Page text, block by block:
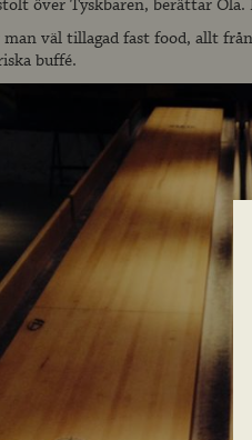
över Tyskbaren, berättar
väl tillagad fast food, allt
buffé.